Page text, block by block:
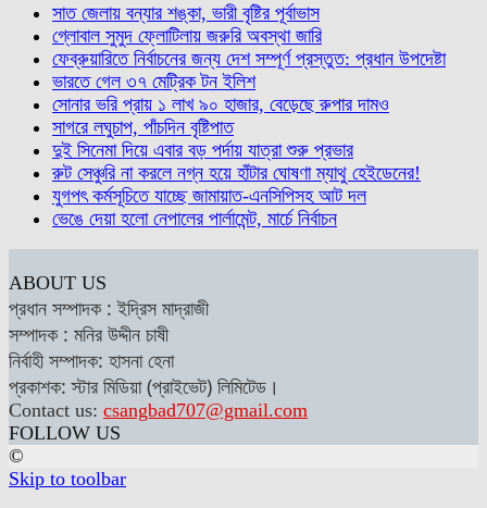
সাত জেলায় বন্যার শঙ্কা, ভারী বৃষ্টির পূর্বাভাস
গ্লোবাল সুমুদ ফ্লোটিলায় জরুরি অবস্থা জারি
ফেব্রুয়ারিতে নির্বাচনের জন্য দেশ সম্পূর্ণ প্রস্তুত: প্রধান উপদেষ্টা
ভারতে গেল ৩৭ মেট্রিক টন ইলিশ
সোনার ভরি প্রায় ১ লাখ ৯০ হাজার, বেড়েছে রুপার দামও
সাগরে লঘুচাপ, পাঁচদিন বৃষ্টিপাত
দুই সিনেমা দিয়ে এবার বড় পর্দায় যাত্রা শুরু প্রভার
রুট সেঞ্চুরি না করলে নগ্ন হয়ে হাঁটার ঘোষণা ম্যাথু হেইডেনের!
যুগপৎ কর্মসূচিতে যাচ্ছে জামায়াত-এনসিপিসহ আট দল
ভেঙে দেয়া হলো নেপালের পার্লামেন্ট, মার্চে নির্বাচন
ABOUT US
প্রধান সম্পাদক : ইদ্রিস মাদ্রাজী
সম্পাদক : মনির উদ্দীন চাষী
নির্বাহী সম্পাদক: হাসনা হেনা
প্রকাশক: স্টার মিডিয়া (প্রাইভেট) লিমিটেড।
Contact us: csangbad707@gmail.com
FOLLOW US
©
Skip to toolbar